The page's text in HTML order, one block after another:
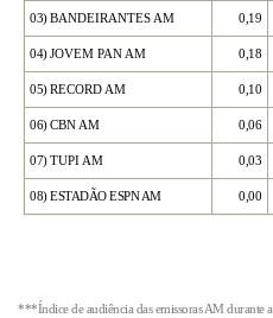
03) BANDEIRANTES AM 0,19
04) JOVEM PAN AM 0,18
05) RECORD AM 0,10
06) CBN AM 0,06
07) TUPI AM 0,03
08) ESTADÃO ESPN AM 0,00
***Índice de audiência das emissoras AM durante a